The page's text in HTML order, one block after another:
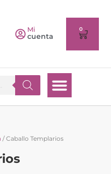
Mi
cuenta
0
/ Caballo Templarios